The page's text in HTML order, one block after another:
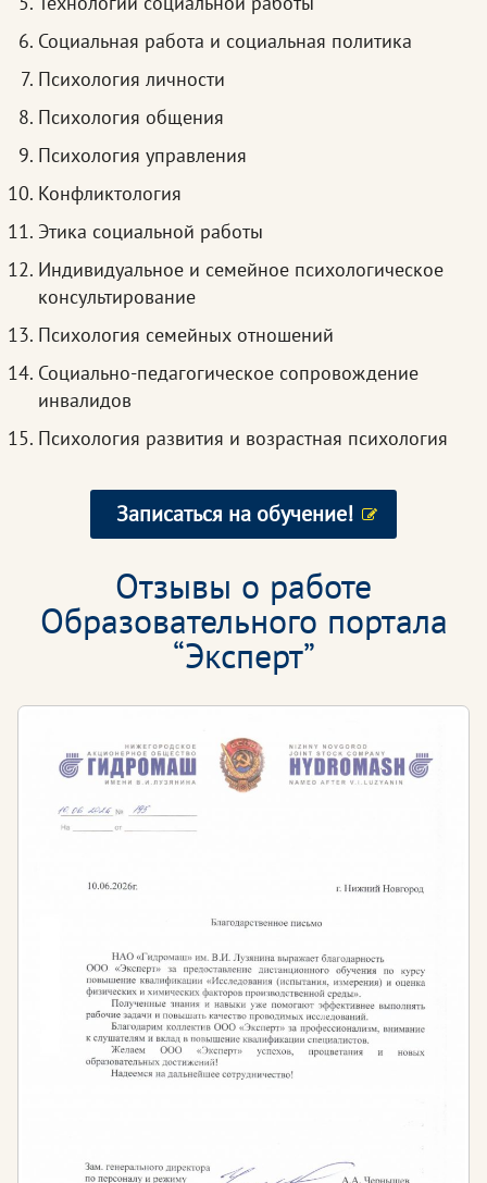
Социальная работа и социальная политика
Психология личности
Психология общения
Психология управления
Конфликтология
Этика социальной работы
Индивидуальное и семейное психологическое
консультирование
Психология семейных отношений
Социально-педагогическое сопровождение
инвалидов
Психология развития и возрастная психология
Записаться на обучение!
Отзывы о работе
Образовательного портала
“Эксперт”